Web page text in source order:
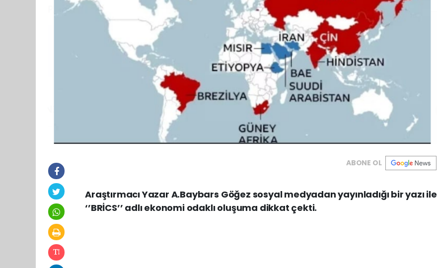
ABONE OL
Araştırmacı Yazar A.Baybars Göğez sosyal medyadan yayınladığı bir yazı ile
‘’BRİCS’’ adlı ekonomi odaklı oluşuma dikkat çekti.